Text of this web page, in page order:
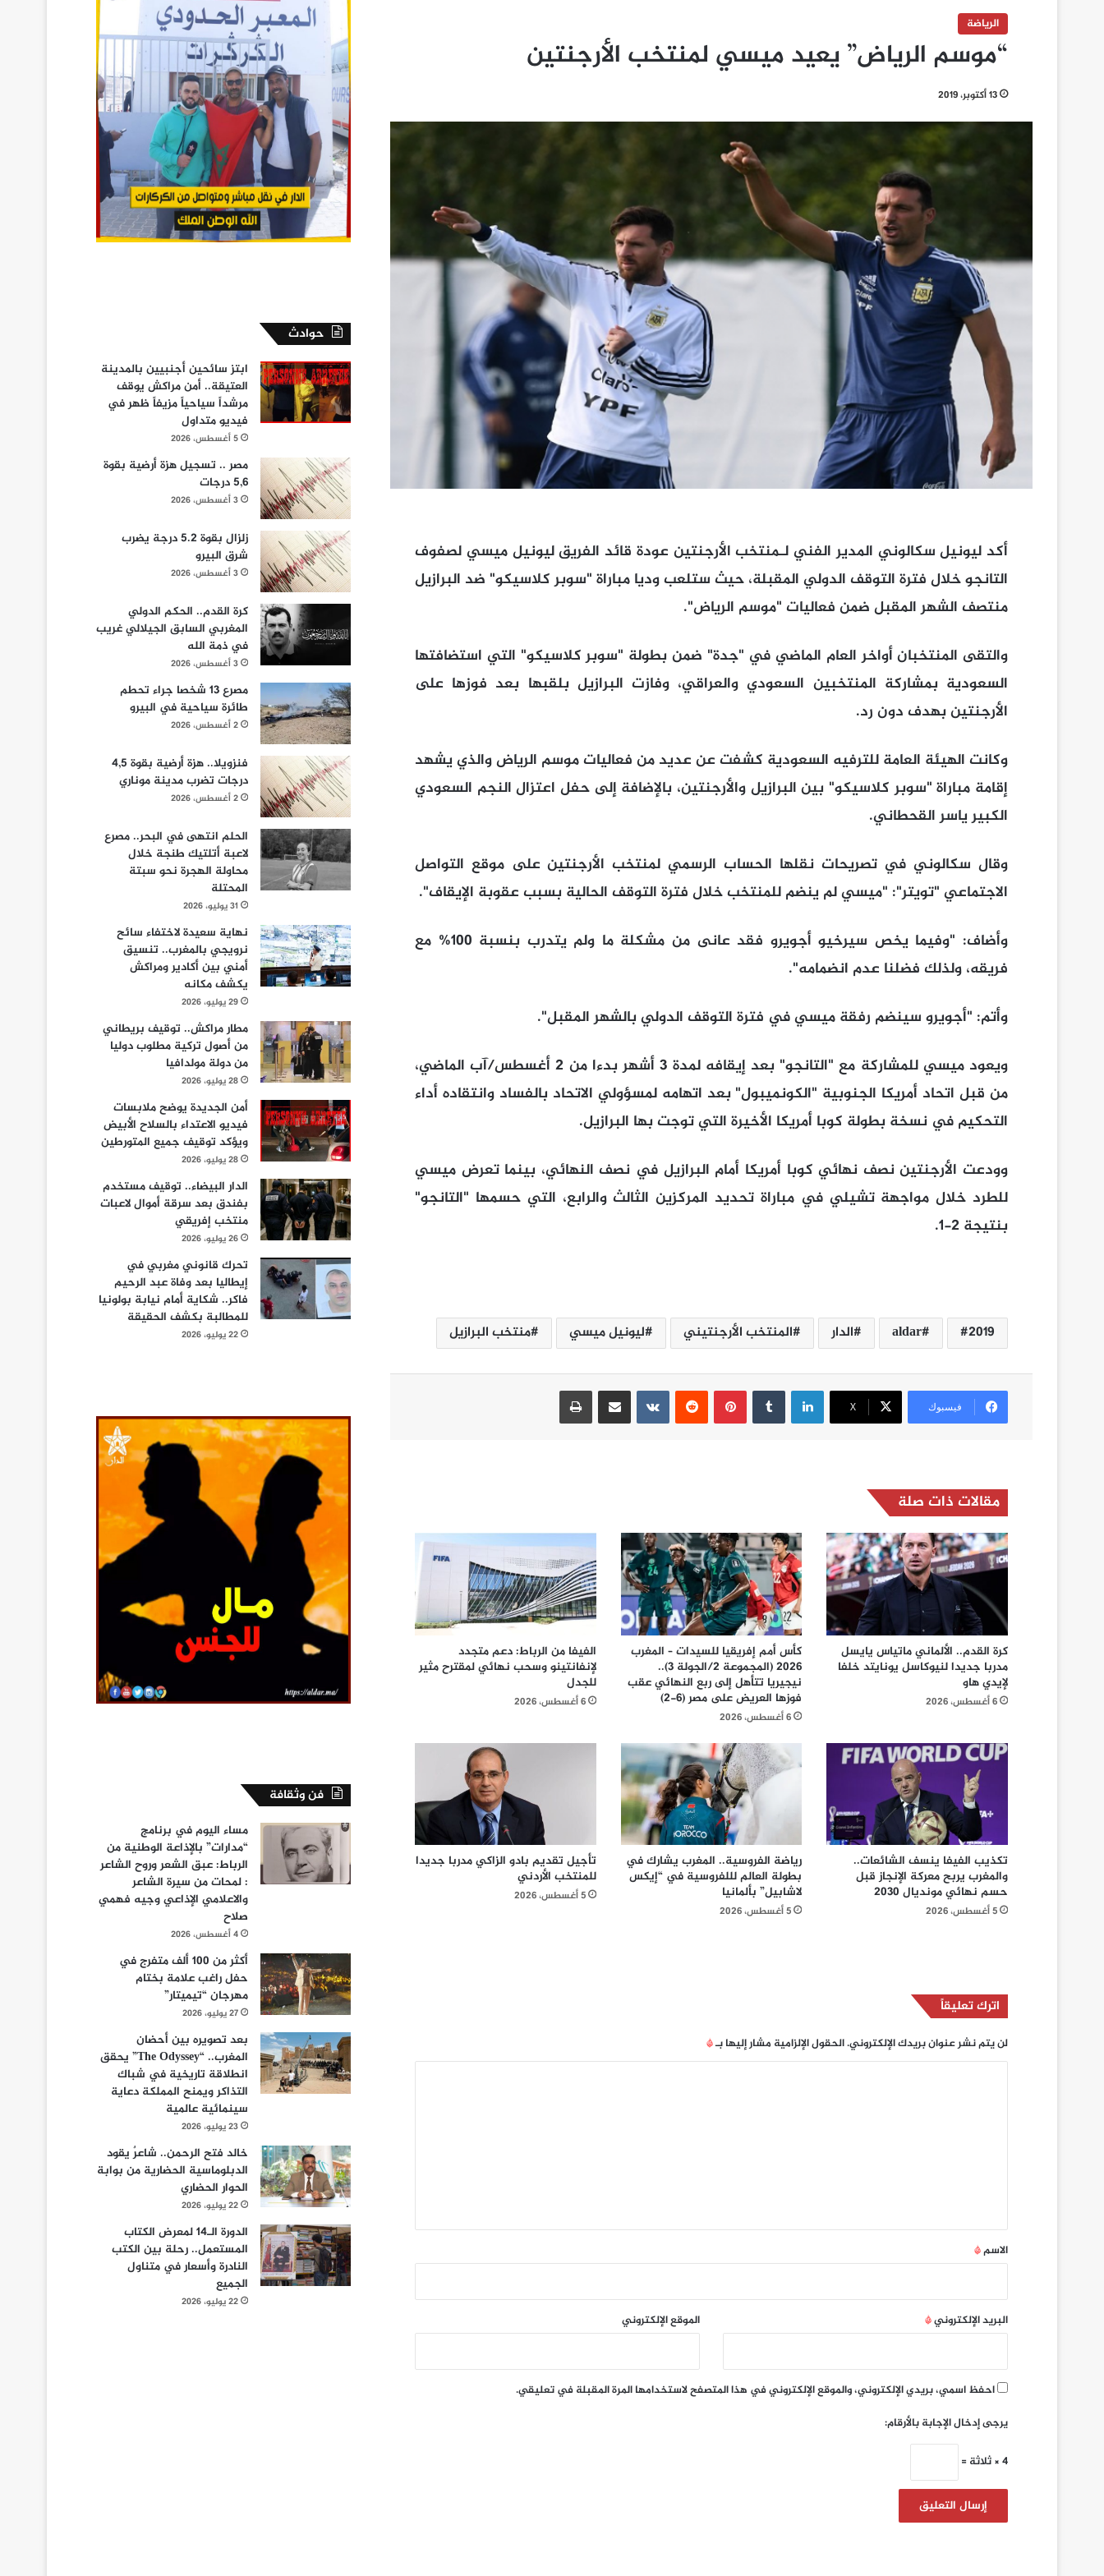
الرياضة
“موسم الرياض” يعيد ميسي لمنتخب الأرجنتين
13 أكتوبر، 2019
أكد ليونيل سكالوني المدير الفني لـمنتخب الأرجنتين عودة قائد الفريق ليونيل ميسي لصفوف
التانجو خلال فترة التوقف الدولي المقبلة، حيث ستلعب وديا مباراة "سوبر كلاسيكو" ضد البرازيل
منتصف الشهر المقبل ضمن فعاليات "موسم الرياض".
والتقى المنتخبان أواخر العام الماضي في "جدة" ضمن بطولة "سوبر كلاسيكو" التي استضافتها
السعودية بمشاركة المنتخبين السعودي والعراقي، وفازت البرازيل بلقبها بعد فوزها على
الأرجنتين بهدف دون رد.
وكانت الهيئة العامة للترفيه السعودية كشفت عن عديد من فعاليات موسم الرياض والذي يشهد
إقامة مباراة "سوبر كلاسيكو" بين البرازيل والأرجنتين، بالإضافة إلى حفل اعتزال النجم السعودي
الكبير ياسر القحطاني.
وقال سكالوني في تصريحات نقلها الحساب الرسمي لمنتخب الأرجنتين على موقع التواصل
الاجتماعي "تويتر": "ميسي لم ينضم للمنتخب خلال فترة التوقف الحالية بسبب عقوبة الإيقاف".
وأضاف: "وفيما يخص سيرخيو أجويرو فقد عانى من مشكلة ما ولم يتدرب بنسبة 100% مع
فريقه، ولذلك فضلنا عدم انضمامه".
وأتم: "أجويرو سينضم رفقة ميسي في فترة التوقف الدولي بالشهر المقبل".
ويعود ميسي للمشاركة مع "التانجو" بعد إيقافه لمدة 3 أشهر بدءا من 2 أغسطس/آب الماضي،
من قبل اتحاد أمريكا الجنوبية "الكونميبول" بعد اتهامه لمسؤولي الاتحاد بالفساد وانتقاده أداء
التحكيم في نسخة بطولة كوبا أمريكا الأخيرة التي توجت بها البرازيل.
وودعت الأرجنتين نصف نهائي كوبا أمريكا أمام البرازيل في نصف النهائي، بينما تعرض ميسي
للطرد خلال مواجهة تشيلي في مباراة تحديد المركزين الثالث والرابع، التي حسمها "التانجو"
بنتيجة 2-1.
2019
aldar الدار المنتخب الأرجنتيني ليونيل ميسي منتخب البرازيل
فيسبوك ‫X
لينكدإن بينتيريست مشاركة عبر البريد طباعة
مقالات ذات صلة
كرة القدم.. الألماني ماتياس يايسل
مدربا جديدا لنيوكاسل يونايتد خلفا
لإيدي هاو
6 أغسطس، 2026
كأس أمم إفريقيا للسيدات – المغرب
2026 (المجموعة 2/الجولة 3)..
نيجيريا تتأهل إلى ربع النهائي عقب
فوزها العريض على مصر (6-2)
6 أغسطس، 2026
الفيفا من الرباط: دعم متجدد
لإنفانتينو وسحب نهائي لمقترح مثير
للجدل
6 أغسطس، 2026
تكذيب الفيفا ينسف الشائعات..
والمغرب يربح معركة الإنجاز قبل
حسم نهائي مونديال 2030
5 أغسطس، 2026
رياضة الفروسية.. المغرب يشارك في
بطولة العالم لللفروسية في “إيكس
لاشابيل” بألمانيا
5 أغسطس، 2026
تأجيل تقديم بادو الزاكي مدربا جديدا
للمنتخب الأردني
5 أغسطس، 2026
اترك تعليقاً
لن يتم نشر عنوان بريدك الإلكتروني.الحقول الإلزامية مشار إليها بـ*
*
الاسم*
البريد الإلكتروني* الموقع الإلكتروني
احفظ اسمي، بريدي الإلكتروني، والموقع الإلكتروني في هذا المتصفح لاستخدامها المرة المقبلة في تعليقي.
يرجى إدخال الإجابة بالأرقام:
4 × ثلاثة =
حوادث
ابتز سائحين أجنبيين بالمدينة
العتيقة.. أمن مراكش يوقف
مرشداً سياحياً مزيفاً ظهر في
فيديو متداول
5 أغسطس، 2026
مصر .. تسجيل هزة أرضية بقوة
5,6 درجات
3 أغسطس، 2026
زلزال بقوة 5.2 درجة يضرب
شرق البيرو
3 أغسطس، 2026
كرة القدم.. الحكم الدولي
المغربي السابق الجيلالي غريب
في ذمة الله
3 أغسطس، 2026
مصرع 13 شخصا جراء تحطم
طائرة سياحية في البيرو
2 أغسطس، 2026
فنزويلا.. هزة أرضية بقوة 4,5
درجات تضرب مدينة موناري
2 أغسطس، 2026
الحلم انتهى في البحر.. مصرع
لاعبة أتلتيك طنجة خلال
محاولة الهجرة نحو سبتة
المحتلة
31 يوليو، 2026
نهاية سعيدة لاختفاء سائح
نرويجي بالمغرب.. تنسيق
أمني بين أكادير ومراكش
يكشف مكانه
29 يوليو، 2026
مطار مراكش.. توقيف بريطاني
من أصول تركية مطلوب دوليا
من دولة مولدافيا
28 يوليو، 2026
أمن الجديدة يوضح ملابسات
فيديو الاعتداء بالسلاح الأبيض
ويؤكد توقيف جميع المتورطين
28 يوليو، 2026
الدار البيضاء.. توقيف مستخدم
بفندق بعد سرقة أموال لاعبات
منتخب إفريقي
26 يوليو، 2026
تحرك قانوني مغربي في
إيطاليا بعد وفاة عبد الرحيم
فاكر.. شكاية أمام نيابة بولونيا
للمطالبة بكشف الحقيقة
22 يوليو، 2026
فن وثقافة
مساء اليوم في برنامج
“مدارات” بالإذاعة الوطنية من
الرباط: عبق الشعر وروح الشاعر
: لمحات من سيرة الشاعر
والاعلامي الإذاعي وجيه فهمي
صلاح
4 أغسطس، 2026
أكثر من 100 ألف متفرج في
حفل راغب علامة بختام
مهرجان “تيميتار”
27 يوليو، 2026
بعد تصويره بين أحضان
المغرب.. “The Odyssey” يحقق
انطلاقة تاريخية في شباك
التذاكر ويمنح المملكة دعاية
سينمائية عالمية
23 يوليو، 2026
خالد فتح الرحمن.. شاعرٌ يقود
الدبلوماسية الحضارية من بوابة
الحوار الحضاري
22 يوليو، 2026
الدورة الـ14 لمعرض الكتاب
المستعمل.. رحلة بين الكتب
النادرة وأسعار في متناول
الجميع
22 يوليو، 2026